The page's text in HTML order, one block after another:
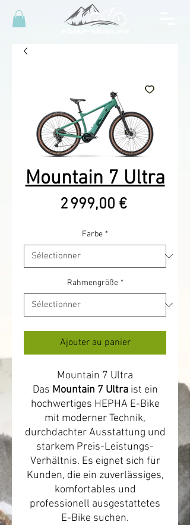
Mountain 7 Ultra
2 999,00 €Prix
Farbe *
Rahmengröße *
Ajouter au panier
Mountain 7 Ultra
Das Mountain 7 Ultraist ein
hochwertiges HEPHA E-Bike
mit moderner Technik,
durchdachter Ausstattung und
starkem Preis-Leistungs-
Verhältnis. Es eignet sich für
Kunden, die ein zuverlässiges,
komfortables und
professionell ausgestattetes
E-Bike suchen.